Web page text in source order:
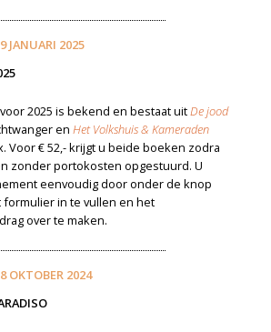
JANUARI 2025
2025 is bekend en bestaat uitDe jood
en Het Volkshuis & Kameraden
Voor € 52,- krijgt u beide boeken zodra
zonder portokosten opgestuurd. U
eenvoudig door onder de knop
formulier in te vullen en het
over te maken.
OKTOBER 2024